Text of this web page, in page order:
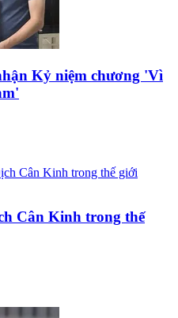
Kỷ niệm chương 'Vì
Cân Kinh trong thế